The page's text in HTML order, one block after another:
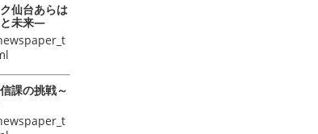
仙台あらは
未来―
課の挑戦～